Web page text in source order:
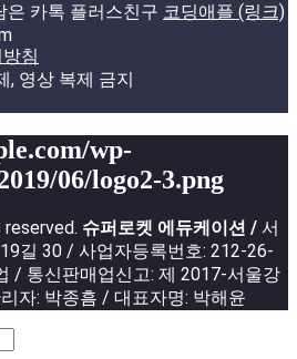
은 카톡 플러스친구 코딩애플 (링크)
침
영상 복제 금지
wp-
06/logo2-3.png
슈퍼로켓 에듀케이션 / 서
길 30 / 사업자등록번호: 212-26-
/ 통신판매업신고: 제 2017-서울강
자: 박종흠 / 대표자명: 박해윤